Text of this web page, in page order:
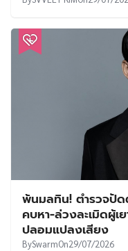
พ้นมลทิน! ตำรวจปัด
คบหา-ล่วงละเมิดผู้
ปลอมแปลงเสียง
BySwarmOn29/07/2026